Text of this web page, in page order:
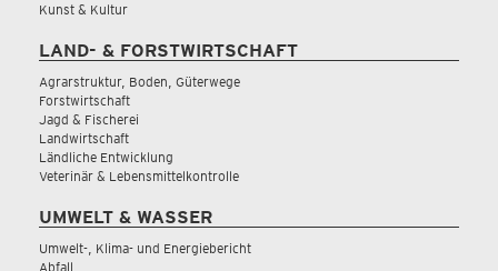
Kunst & Kultur
LAND- & FORSTWIRTSCHAFT
Agrarstruktur, Boden, Güterwege
Forstwirtschaft
Jagd & Fischerei
Landwirtschaft
Ländliche Entwicklung
Veterinär & Lebensmittelkontrolle
UMWELT & WASSER
Umwelt-, Klima- und Energiebericht
Abfall